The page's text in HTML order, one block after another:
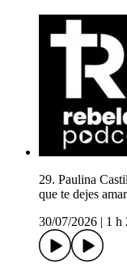
29. Paulina
que te dejes amar
30/07/2026
1 h